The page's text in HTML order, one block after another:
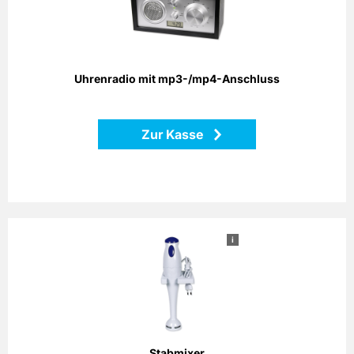
Uhrenradio mit mp3-/mp4-Anschluss
Zur Kasse
technisch absolut 21. Jahrhundert. Hochmodernes
Uhrenradio in edlem Holzdesign mit AM/FM-Tuner,
integriertem Anschluss für alle gängigen MP3- und MP4-
i
Das Küchengerät ist universell und flexibel einsetzbar. Egal
ob es sich dabei um Aufgaben wie das Zerkleinern oder
Hacken von Fleisch und Gemüse handelt, oder um das
Quirlen von Saucen, Cremes oder Mayonnaisen, der
Stabmixer liegt Ihnen sicher in der Hand und erledigt seine